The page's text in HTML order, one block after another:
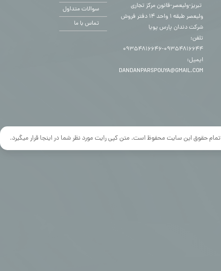
تمام حقوق این سایت محفوظ است. متن کپی رایت مورد نظر شما در اینجا قرار میگیرد.
سوالات متداول
تماس با ما
​​​​​​​ تبریز-ولیعصر-قانون مرکز تجاری
ولیعصر طبقه ۱ واحد ۱۴ دفتر فروش
شرکت دندان پارس پویا
تلفن:
۰۹۳۵۴۸۱۶۶۴۴-۰۹۳۵۴۸۱۶۶۴۶
ایمیل:
DANDANPARSPOUYA@GMAIL.COM